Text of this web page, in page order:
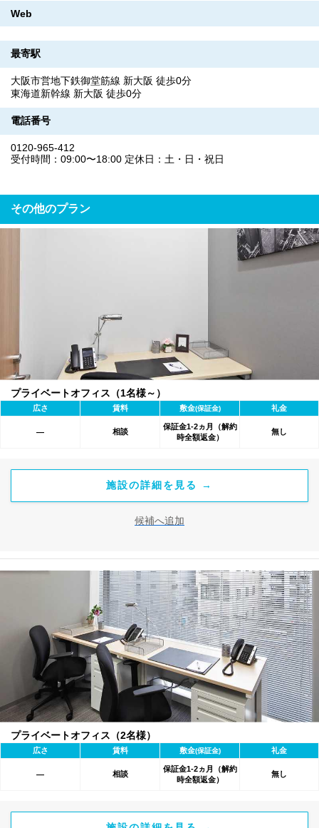
Web
最寄駅
大阪市営地下鉄御堂筋線 新大阪 徒歩0分
東海道新幹線 新大阪 徒歩0分
電話番号
0120-965-412
受付時間：09:00〜18:00 定休日：土・日・祝日
その他のプラン
プライベートオフィス（1名様～）
広さ 賃料 敷金(保証金) 礼金
― 相談
保証金1-2ヵ月（解約
時全額返金）
無し
施設の詳細を見る →
候補へ追加
プライベートオフィス（2名様）
広さ 賃料 敷金(保証金) 礼金
― 相談
保証金1-2ヵ月（解約
時全額返金）
無し